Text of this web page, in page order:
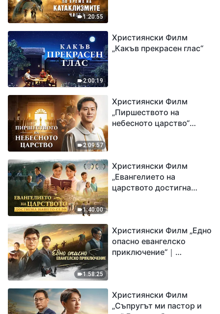
1:20:55
2:00:19
Християнски Филм
„Какъв прекрасен глас“
2:09:57
Християнски Филм
„Пиршеството на
небесното царство“
1:40:00
Християнски Филм
„Евангелието на
царството достигна
1:58:25
Християнски Филм „Едно
опасно евангелско
приключение“｜
Исус
Християнски Филм
„Съпругът ми пастор и